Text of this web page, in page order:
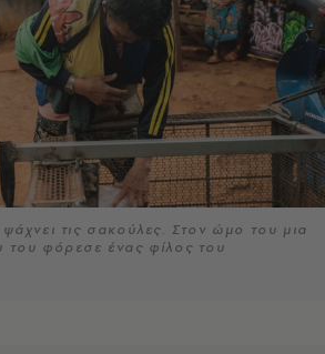
ψάχνει τις σακούλες. Στον ώμο του μια
του φόρεσε ένας φίλος του